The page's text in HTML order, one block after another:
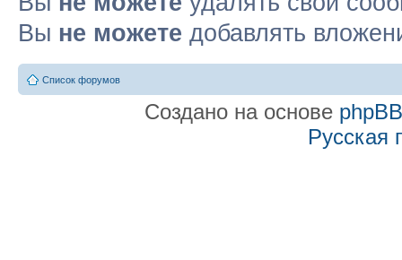
Вы не можете добавлять
Список форумов
Создано на основе phpBB
Русская